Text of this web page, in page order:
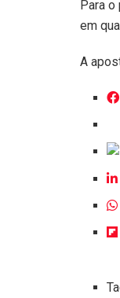
Para
em
A